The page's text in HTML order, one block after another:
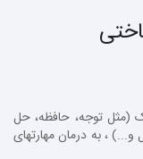
(مثل توجه، حافظه، حل
و...) ، به درمان مهارتهای